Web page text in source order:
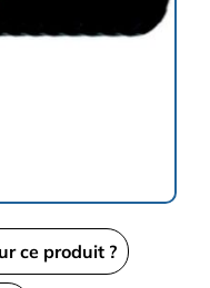
ce produit ?